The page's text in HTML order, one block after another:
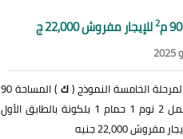
90 م 2للإيجار مفروش 22,000 ج
الخامسة النموذج (ك
) المساحة 90
تطل على تشمل 2 نوم 1 حمام 1 بلكونة بالطابق الأول
22,000 جنيه